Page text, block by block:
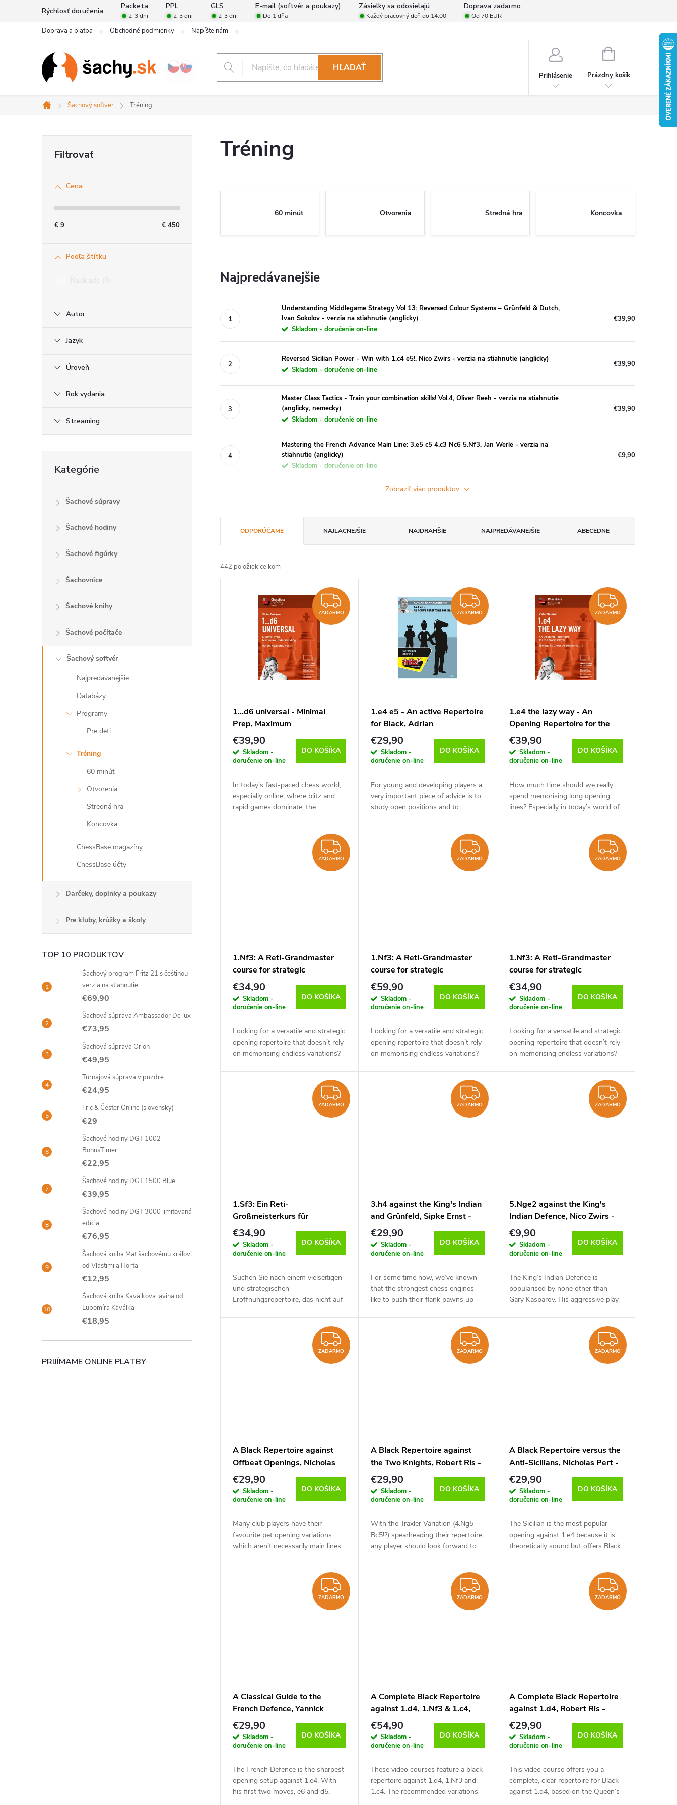
Rýchlosť doručenia
Packeta PPL GLS E-mail (softvér a poukazy) Zásielky sa odosielajú Doprava zadarmo
2-3 dni 2-3 dni 2-3 dni Do 1 dňa Každý pracovný deň do 14:00 Od 70 EUR
Doprava a platba Obchodné podmienky Napíšte nám
HĽADAŤ
Prihlásenie
NÁKUPNÝ
Prázdny košík
Domov
Šachový softvér Tréning
Cena
€ 9 € 450
Podľa štítku
Autor
Jazyk
Úroveň
Rok vydania
Streaming
kategórie
Kategórie
Šachové súpravy
Šachové hodiny
Šachové figúrky
Šachovnice
Šachové knihy
Šachové počítače
Šachový softvér
Najpredávanejšie
Databázy
Programy
Pre deti
Tréning
60 minút
Otvorenia
Stredná hra
Koncovka
ChessBase magazíny
ChessBase účty
Darčeky, doplnky a poukazy
Pre kluby, krúžky a školy
TOP 10 PRODUKTOV
Šachový program Fritz 21 s češtinou -
verzia na stiahnutie
€69,90
Šachová súprava Ambassador De lux
€73,95
Šachová súprava Orion
€49,95
Turnajová súprava v puzdre
€24,95
Fric & Čester Online (slovensky)
€29
Šachové hodiny DGT 1002
BonusTimer
€22,95
Šachové hodiny DGT 1500 Blue
€39,95
Šachové hodiny DGT 3000 limitovaná
edícia
€76,95
Šachová kniha Mat šachovému kráľovi
od Vlastimila Horta
€12,95
Šachová kniha Kaválkova lavina od
Lubomíra Kaválka
€18,95
PRIJÍMAME ONLINE PLATBY
Tréning
60 minút Otvorenia Stredná hra Koncovka
Najpredávanejšie
Understanding Middlegame Strategy Vol 13: Reversed Colour Systems – Grünfeld & Dutch,
Ivan Sokolov - verzia na stiahnutie (anglicky)
Skladom - doručenie on-line
€39,90
Reversed Sicilian Power - Win with 1.c4 e5!, Nico Zwirs - verzia na stiahnutie (anglicky)
Skladom - doručenie on-line
€39,90
Master Class Tactics - Train your combination skills! Vol.4, Oliver Reeh - verzia na stiahnutie
(anglicky, nemecky)
Skladom - doručenie on-line
€39,90
Mastering the French Advance Main Line: 3.e5 c5 4.c3 Nc6 5.Nf3, Jan Werle - verzia na
stiahnutie (anglicky)
Skladom - doručenie on-line
€9,90
Zobraziť viac produktov
a
d
k
ODPORÚČAME NAJLACNEJŠIE NAJDRAHŠIE NAJPREDÁVANEJŠIE ABECEDNE
442 položiek celkom
ZADARMO
ZADARMO
1...d6 universal - Minimal
Prep, Maximum
Understanding, Victor
Bologan - verzia na stiahnutie
(anglicky)
€39,90
Skladom -
doručenie on-line
DO KOŠÍKA
In today’s fast-paced chess world,
especially online, where blitz and
rapid games dominate, the
ZADARMO
ZADARMO
1.e4 e5 - An active Repertoire
for Black, Adrian
Mikhalchishin - verzia na
stiahnutie (anglicky)
€29,90
Skladom -
doručenie on-line
DO KOŠÍKA
For young and developing players a
very important piece of advice is to
study open positions and to
ZADARMO
1.e4 the lazy way - An
Opening Repertoire for the
smart Player, Victor Bologan -
verzia na stiahnutie (anglicky)
€39,90
Skladom -
doručenie on-line
DO KOŠÍKA
How much time should we really
spend memorising long opening
lines? Especially in today’s world of
ZADARMO
ZADARMO
1.Nf3: A Reti-Grandmaster
course for strategic
understanding and flexibility
Vol.1 - Fianchetto Systems,
Felix Blohberger - verzia na
€34,90
Skladom -
doručenie on-line
DO KOŠÍKA
Looking for a versatile and strategic
opening repertoire that doesn’t rely
on memorising endless variations?
ZADARMO
ZADARMO
1.Nf3: A Reti-Grandmaster
course for strategic
understanding and flexibility
Vol.1 & 2, Felix Blohberger -
verzia na stiahnutie (anglicky)
€59,90
Skladom -
doručenie on-line
DO KOŠÍKA
Looking for a versatile and strategic
opening repertoire that doesn’t rely
on memorising endless variations?
ZADARMO
1.Nf3: A Reti-Grandmaster
course for strategic
understanding and flexibility
Vol.2 - Classical Systems,
Felix Blohberger - verzia na
€34,90
Skladom -
doručenie on-line
DO KOŠÍKA
Looking for a versatile and strategic
opening repertoire that doesn’t rely
on memorising endless variations?
ZADARMO
ZADARMO
1.Sf3: Ein Reti-
Großmeisterkurs für
strategisches Verständnis und
Flexibilität Band 2 -
Klassische Systeme, Felix
stiahnutie (nemecky)
€34,90
Skladom -
doručenie on-line
DO KOŠÍKA
Suchen Sie nach einem vielseitigen
und strategischen
Eröffnungsrepertoire, das nicht auf
ZADARMO
ZADARMO
3.h4 against the King's Indian
and Grünfeld, Sipke Ernst -
verzia na stiahnutie (anglicky)
€29,90
Skladom -
doručenie on-line
DO KOŠÍKA
For some time now, we’ve known
that the strongest chess engines
like to push their flank pawns up
ZADARMO
5.Nge2 against the King's
Indian Defence, Nico Zwirs -
verzia na stiahnutie (anglicky)
€9,90
Skladom -
doručenie on-line
DO KOŠÍKA
The King’s Indian Defence is
popularised by none other than
Gary Kasparov. His aggressive play
ZADARMO
ZADARMO
A Black Repertoire against
Offbeat Openings, Nicholas
Pert - verzia na stiahnutie
(anglicky)
€29,90
Skladom -
doručenie on-line
DO KOŠÍKA
Many club players have their
favourite pet opening variations
which aren’t necessarily main lines.
ZADARMO
ZADARMO
A Black Repertoire against
the Two Knights, Robert Ris -
verzia na stiahnutie (anglicky)
€29,90
Skladom -
doručenie on-line
DO KOŠÍKA
With the Traxler Variation (4.Ng5
Bc5!?) spearheading their repertoire,
any player should look forward to
ZADARMO
A Black Repertoire versus the
Anti-Sicilians, Nicholas Pert -
verzia na stiahnutie (anglicky)
€29,90
Skladom -
doručenie on-line
DO KOŠÍKA
The Sicilian is the most popular
opening against 1.e4 because it is
theoretically sound but offers Black
ZADARMO
ZADARMO
A Classical Guide to the
French Defence, Yannick
Pelletier - verzia na stiahnutie
(anglicky, francúzsky)
€29,90
Skladom -
doručenie on-line
DO KOŠÍKA
The French Defence is the sharpest
opening setup against 1.e4. With
his first two moves, e6 and d5,
ZADARMO
ZADARMO
A Complete Black Repertoire
against 1.d4, 1.Nf3 & 1.c4,
Robert Ris - verzia na
stiahnutie (anglicky)
€54,90
Skladom -
doručenie on-line
DO KOŠÍKA
These video courses feature a black
repertoire against 1.d4, 1.Nf3 and
1.c4. The recommended variations
ZADARMO
A Complete Black Repertoire
against 1.d4, Robert Ris -
verzia na stiahnutie (anglicky)
€29,90
Skladom -
doručenie on-line
DO KOŠÍKA
This video course offers you a
complete, clear repertoire for Black
against 1.d4, based on the Queen’s